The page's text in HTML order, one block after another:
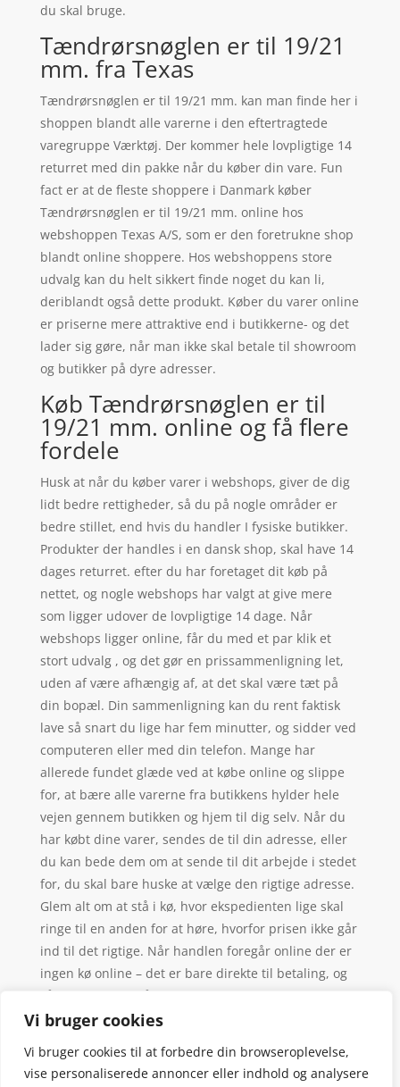
Vi bruger cookies
Vi bruger cookies til at forbedre din browseroplevelse,
vise personaliserede annoncer eller indhold og analysere
du skal bruge.
Tændrørsnøglen er til 19/21
mm. fra Texas
Tændrørsnøglen er til 19/21 mm. kan man finde her i
shoppen blandt alle varerne i den eftertragtede
varegruppe Værktøj. Der kommer hele lovpligtige 14
returret med din pakke når du køber din vare. Fun
fact er at de fleste shoppere i Danmark køber
Tændrørsnøglen er til 19/21 mm. online hos
webshoppen Texas A/S, som er den foretrukne shop
blandt online shoppere. Hos webshoppens store
udvalg kan du helt sikkert finde noget du kan li,
deriblandt også dette produkt. Køber du varer online
er priserne mere attraktive end i butikkerne- og det
lader sig gøre, når man ikke skal betale til showroom
og butikker på dyre adresser.
Køb Tændrørsnøglen er til
19/21 mm. online og få flere
fordele
Husk at når du køber varer i webshops, giver de dig
lidt bedre rettigheder, så du på nogle områder er
bedre stillet, end hvis du handler I fysiske butikker.
Produkter der handles i en dansk shop, skal have 14
dages returret. efter du har foretaget dit køb på
nettet, og nogle webshops har valgt at give mere
som ligger udover de lovpligtige 14 dage. Når
webshops ligger online, får du med et par klik et
stort udvalg , og det gør en prissammenligning let,
uden af være afhængig af, at det skal være tæt på
din bopæl. Din sammenligning kan du rent faktisk
lave så snart du lige har fem minutter, og sidder ved
computeren eller med din telefon. Mange har
allerede fundet glæde ved at købe online og slippe
for, at bære alle varerne fra butikkens hylder hele
vejen gennem butikken og hjem til dig selv. Når du
har købt dine varer, sendes de til din adresse, eller
du kan bede dem om at sende til dit arbejde i stedet
for, du skal bare huske at vælge den rigtige adresse.
Glem alt om at stå i kø, hvor ekspedienten lige skal
ringe til en anden for at høre, hvorfor prisen ikke går
ind til det rigtige. Når handlen foregår online der er
ingen kø online – det er bare direkte til betaling, og
så er du videre, så slip for de sædvanlige forkerte
valg af kø – man vælger altid den langsomste.